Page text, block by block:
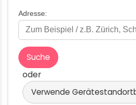
Adresse:
Suche
oder
Verwende